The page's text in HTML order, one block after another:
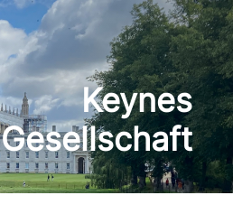
Keynes
Gesellschaft